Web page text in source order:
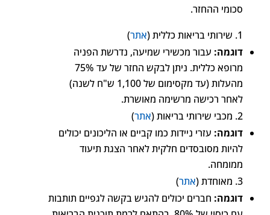
סכומי ההחזר.
שירותי בריאות כללית (אתר)
דוגמה: עבור מכשירי שמיעה, נדרשת הפניה
מרופא כללית. ניתן לבקש החזר של עד 75%
מהעלות (עד מקסימום של 1,100 ש"ח לשנה)
לאחר רכישה מרשימה מאושרת.
מכבי שירותי בריאות (אתר)
דוגמה: עזרי ניידות כמו קביים או הליכונים יכולים
להיות מסובסדים חלקית לאחר הצגת תיעוד
ממומחה.
מאוחדת (אתר)
דוגמה: חברים יכולים להגיש בקשה לגפיים תותבות